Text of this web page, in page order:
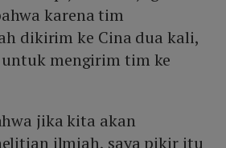
karena tim
dikirim ke Cina dua kali,
mengirim tim ke
jika kita akan
ilmiah, saya pikir itu